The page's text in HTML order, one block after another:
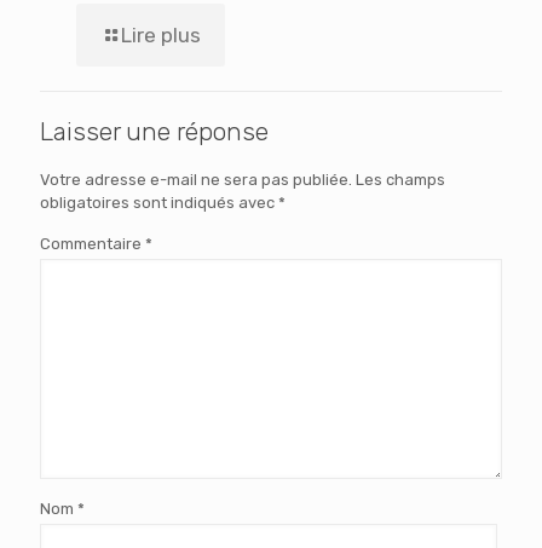
Lire plus
Laisser une réponse
Votre adresse e-mail ne sera pas publiée. Les champs
obligatoires sont indiqués avec *
Commentaire *
Nom *